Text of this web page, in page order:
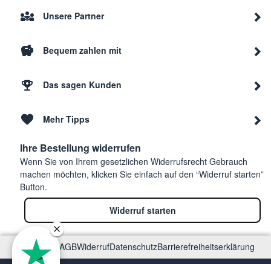
Unsere Partner
Bequem zahlen mit
Das sagen Kunden
Mehr Tipps
Ihre Bestellung widerrufen
Wenn Sie von Ihrem gesetzlichen Widerrufsrecht Gebrauch
machen möchten, klicken Sie einfach auf den “Widerruf starten”
Button.
Widerruf starten
ImpressumAGBWiderrufDatenschutzBarrierefreiheitserklärung